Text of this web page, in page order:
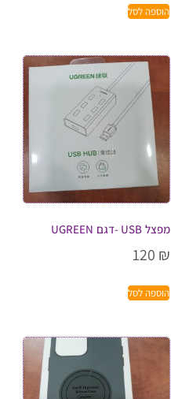
הוספה לסל
מפצל USB -דגם UGREEN
120 ₪
הוספה לסל